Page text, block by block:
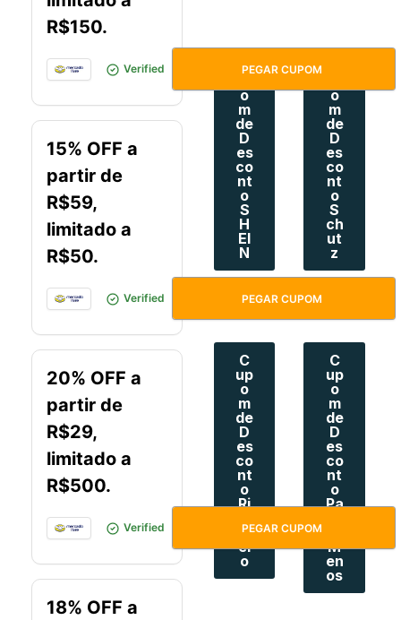
R$150.
Verified ACHADINHO
PEGAR CUPOM
15% OFF a
partir de
R$59,
limitado a
R$50.
Verified BRINCAR
PEGAR CUPOM
20% OFF a
partir de
R$29,
limitado a
R$500.
Verified SUPERPROMO
PEGAR CUPOM
18% OFF a
C
o
m
de
D
es
co
nt
o
S
H
EI
N
o
m
de
D
es
co
nt
o
S
ch
ut
z
C
up
o
m
de
D
es
co
nt
o
Ri
hu
el
o
C
up
o
m
de
D
es
co
nt
o
Pa
M
en
os